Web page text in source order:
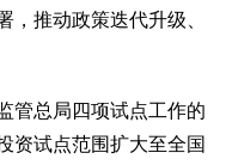
，推动政策迭代升级、
总局四项试点工作的
资试点范围扩大至全国